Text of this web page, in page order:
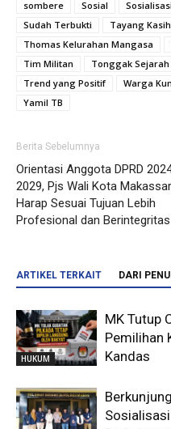
sombere
Sosial Sosialisasi
Sudah Terbukti
Tayang
Thomas Kelurahan Mangasa
Tim Militan
Tonggak Sejarah
Trend yang Positif
Warga
Yamil TB
Berita Sebelumnya
Orientasi Anggota DPRD
2029, Pjs Wali Kota Makassar
Harap Sesuai Tujuan Lebih
Profesional dan Berintegritas
ARTIKEL TERKAIT DARI
HUKUM
MK Tutup
Pemilihan
Kandas